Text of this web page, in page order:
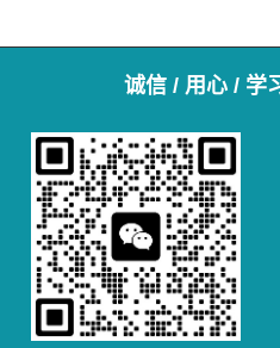
诚信 / 用心 / 学